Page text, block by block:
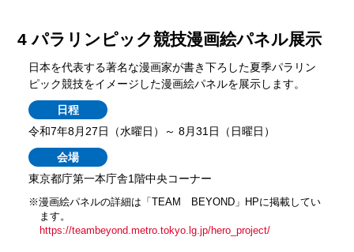
4 パラリンピック競技漫画絵パネル展示
日本を代表する著名な漫画家が書き下ろした夏季パラリン
ピック競技をイメージした漫画絵パネルを展示します。
日程
令和7年8月27日（水曜日）～ 8月31日（日曜日）
会場
東京都庁第一本庁舎1階中央コーナー
※漫画絵パネルの詳細は「TEAM BEYOND」HPに掲載してい
ます。
https://teambeyond.metro.tokyo.lg.jp/hero_project/